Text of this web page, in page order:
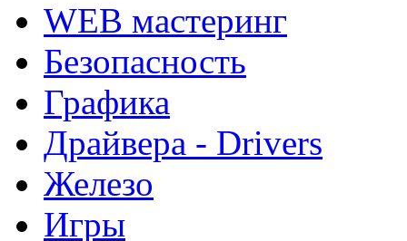
WEB мастеринг
Безопасность
Графика
Драйвера - Drivers
Железо
Игры